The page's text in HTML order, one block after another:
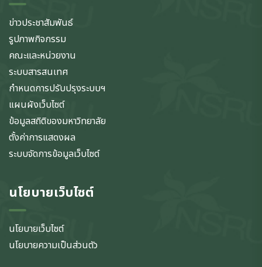
ข่าวประชาสัมพันธ์
รูปภาพกิจกรรม
คณะและหน่วยงาน
ระบบสารสนเทศ
กำหนดการปรับปรุงระบบฯ
แผนผังเว็บไซต์
ข้อมูลสถิติของมหาวิทยาลัย
ตั้งค่าการแสดงผล
ระบบจัดการข้อมูลเว็บไซต์
นโยบายเว็บไซต์
นโยบายเว็บไซต์
นโยบายความเป็นส่วนตัว